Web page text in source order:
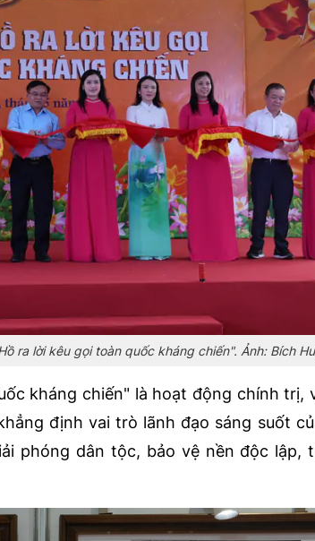
ra lời kêu gọi toàn quốc kháng chiến". Ảnh: Bích
kháng chiến" là hoạt động chính trị,
định vai trò lãnh đạo sáng suốt
phóng dân tộc, bảo vệ nền độc lập,